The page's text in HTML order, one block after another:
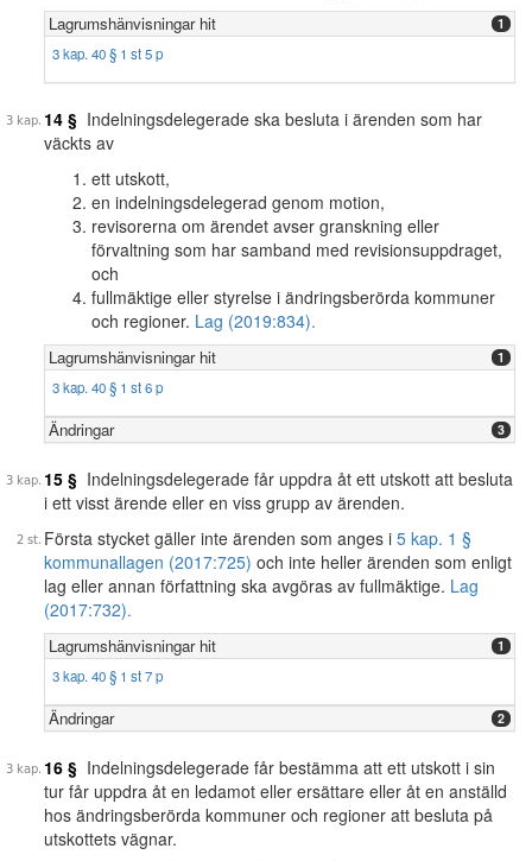
Lagrumshänvisningar hit 1
3 kap. 40 § 1 st 5 p
14 § Indelningsdelegerade ska besluta i ärenden som har
väckts av
ett utskott,
en indelningsdelegerad genom motion,
revisorerna om ärendet avser granskning eller
förvaltning som har samband med revisionsuppdraget,
och
fullmäktige eller styrelse i ändringsberörda kommuner
och regioner. Lag (2019:834).
Lagrumshänvisningar hit 1
3 kap. 40 § 1 st 6 p
Ändringar 3
15 § Indelningsdelegerade får uppdra åt ett utskott att besluta
i ett visst ärende eller en viss grupp av ärenden.
Första stycket gäller inte ärenden som anges i 5 kap. 1 §
kommunallagen (2017:725) och inte heller ärenden som enligt
lag eller annan författning ska avgöras av fullmäktige. Lag
(2017:732).
Lagrumshänvisningar hit 1
3 kap. 40 § 1 st 7 p
Ändringar 2
16 § Indelningsdelegerade får bestämma att ett utskott i sin
tur får uppdra åt en ledamot eller ersättare eller åt en anställd
hos ändringsberörda kommuner och regioner att besluta på
utskottets vägnar.